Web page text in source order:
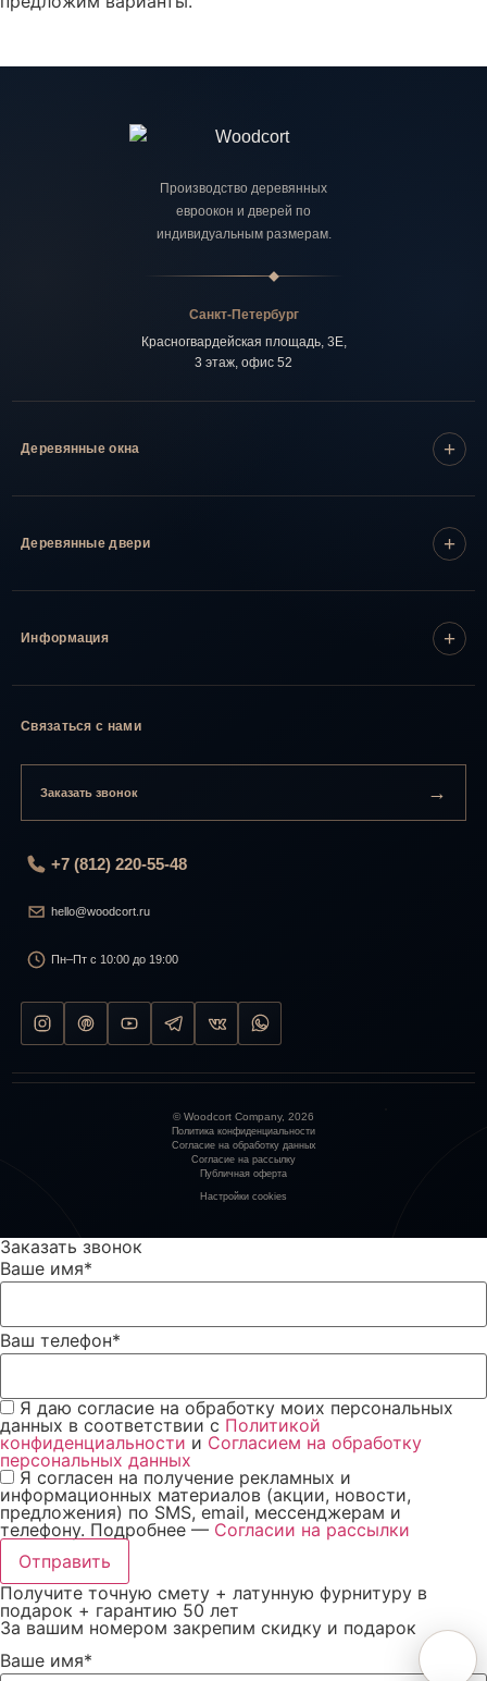
Производство деревянных
евроокон и дверей по
индивидуальным размерам.
Санкт-Петербург
Красногвардейская площадь, 3Е,
3 этаж, офис 52
Деревянные окна
Деревянные двери
Информация
Связаться с нами
Заказать звонок →
+7 (812) 220-55-48
hello@woodcort.ru
Пн–Пт с 10:00 до 19:00
© Woodcort Company, 2026
Политика конфиденциальности
Согласие на обработку данных
Согласие на рассылку
Публичная оферта
Настройки cookies
Заказать звонок
Ваше имя*
Ваш телефон*
Я даю согласие на обработку моих персональных
данных в соответствии с Политикой
конфиденциальности и Согласием на обработку
персональных данных
Я согласен на получение рекламных и
информационных материалов (акции, новости,
предложения) по SMS, email, мессенджерам и
телефону. Подробнее — Согласии на рассылки
Отправить
Получите точную смету + латунную фурнитуру в
подарок + гарантию 50 лет
За вашим номером закрепим скидку и подарок
Ваше имя*